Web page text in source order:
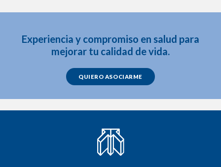
Experiencia y compromiso en salud para
mejorar tu calidad de vida.
QUIERO ASOCIARME